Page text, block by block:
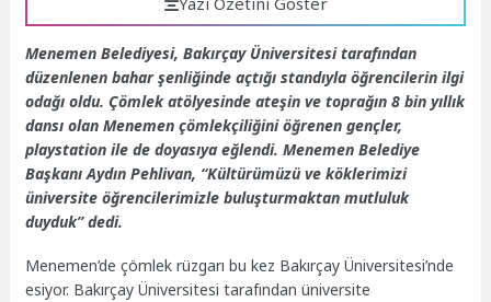
Menemen Belediyesi, Bakırçay Üniversitesi tarafından
düzenlenen bahar şenliğinde açtığı standıyla öğrencilerin ilgi
odağı oldu. Çömlek atölyesinde ateşin ve toprağın 8 bin yıllık
dansı olan Menemen çömlekçiliğini öğrenen gençler,
playstation ile de doyasıya eğlendi. Menemen Belediye
Başkanı Aydın Pehlivan, “Kültürümüzü ve köklerimizi
üniversite öğrencilerimizle buluşturmaktan mutluluk
duyduk” dedi.
Menemen’de çömlek rüzgarı bu kez Bakırçay Üniversitesi’nde
esiyor. Bakırçay Üniversitesi tarafından üniversite